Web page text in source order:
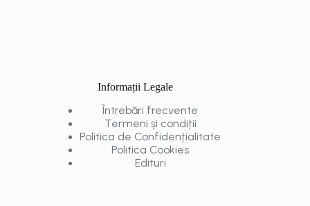
Informații Legale
Întrebări frecvente
Termeni și condiții
Politica de Confidențialitate
Politica Cookies
Edituri